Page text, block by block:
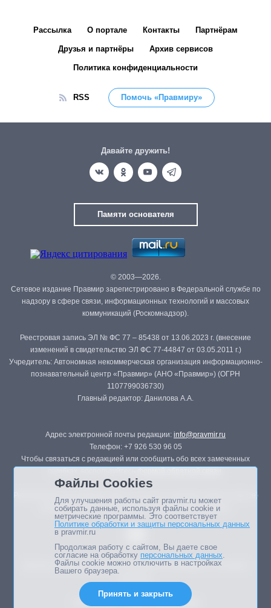
Рассылка О портале Контакты Партнёрам
Друзья и партнёры Архив сервисов
Политика конфиденциальности
RSS Помочь «Правмиру»
Давайте дружить!
Памяти основателя
© 2003—2026.
Сетевое издание Правмир зарегистрировано в Федеральной службе по
надзору в сфере связи, информационных технологий и массовых
коммуникаций (Роскомнадзор).
Реестровая запись ЭЛ № ФС 77 – 85438 от 13.06.2023 г. (внесение
изменений в свидетельство ЭЛ ФС 77-44847 от 03.05.2011 г.)
Учредитель: Автономная некоммерческая организация информационно-
познавательный центр «Правмир» (АНО «Правмир») (ОГРН
1107799036730)
Главный редактор: Данилова А.А.
Адрес электронной почты редакции: info@pravmir.ru
Телефон: +7 926 530 96 05
Чтобы связаться с редакцией или сообщить обо всех замеченных
Републикация материалов сайта в печатных изданиях (книгах, прессе)
возможна только с письменного разрешения редакции.
Мнение авторов статей портала может не совпадать с позицией
Дизайн сайта -
Файлы Cookies
Для улучшения работы сайт pravmir.ru может
собирать данные, используя файлы cookie и
метрические программы. Это соответствует
Политике обработки и защиты персональных данных
в pravmir.ru
Продолжая работу с сайтом, Вы даете свое
согласие на обработку персональных данных.
Файлы cookie можно отключить в настройках
Вашего браузера.
Принять и закрыть